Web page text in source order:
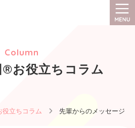
Column
®お役立ちコラム
立ちコラム 先輩からのメッセージ